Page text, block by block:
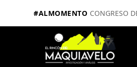
#ALMOMENTO CONGRESO